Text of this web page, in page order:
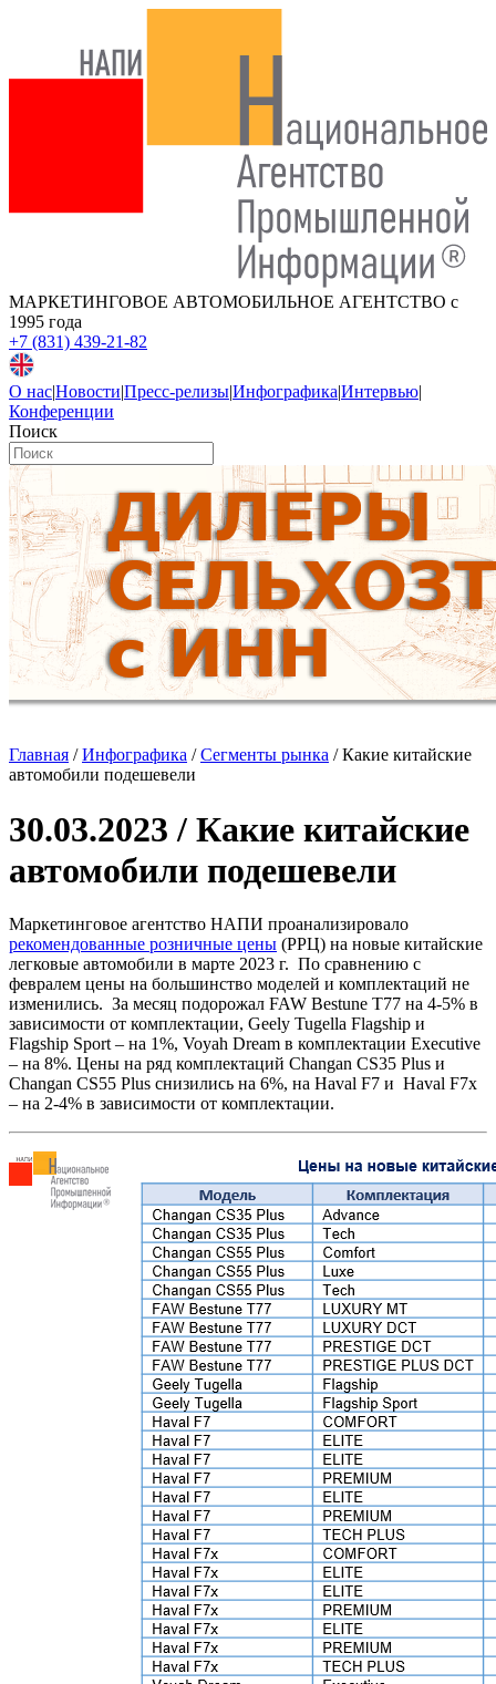
МАРКЕТИНГОВОЕ АВТОМОБИЛЬНОЕ АГЕНТСТВО с
1995 года
+7 (831) 439-21-82
О нас|Новости|Пресс-релизы|Инфографика|Интервью|
Конференции
Поиск
Главная /Инфографика /Сегменты рынка /Какие китайские
автомобили подешевели
30.03.2023 / Какие китайские
автомобили подешевели
Маркетинговое агентство НАПИ проанализировало
рекомендованные розничные цены (РРЦ) на новые китайские
легковые автомобили в марте 2023 г. По сравнению с
февралем цены на большинство моделей и комплектаций не
изменились. За месяц подорожал FAW Bestune T77 на 4-5% в
зависимости от комплектации, Geely Tugella Flagship и
Flagship Sport – на 1%, Voyah Dream в комплектации Executive
– на 8%. Цены на ряд комплектаций Changan CS35 Plus и
Changan CS55 Plus снизились на 6%, на Haval F7 и Haval F7x
– на 2-4% в зависимости от комплектации.